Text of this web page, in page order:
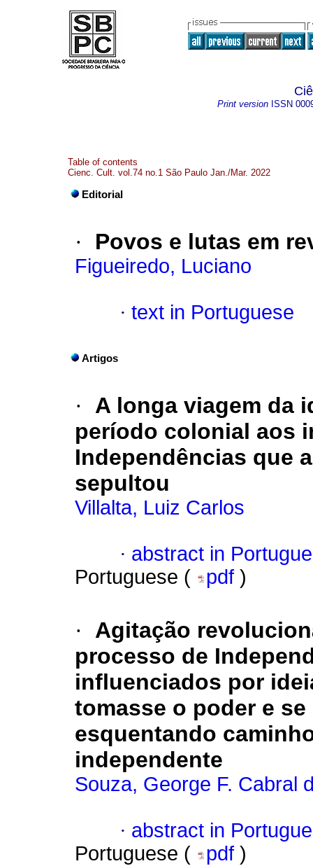
Print version ISSN
Table of contents
Cienc. Cult. vol.74 no.1 São Paulo Jan./Mar. 2022
Editorial
· Povos e lutas em
Figueiredo, Luciano
· text in Portuguese
Artigos
·
A longa viagem da
período colonial aos
Independências que
sepultou
Villalta, Luiz Carlos
· abstract in
Portuguese (
pdf )
·
Agitação
processo de
influenciados por
tomasse o poder e
esquentando
independente
Souza, George F. Cabral
· abstract in
Portuguese (
pdf )